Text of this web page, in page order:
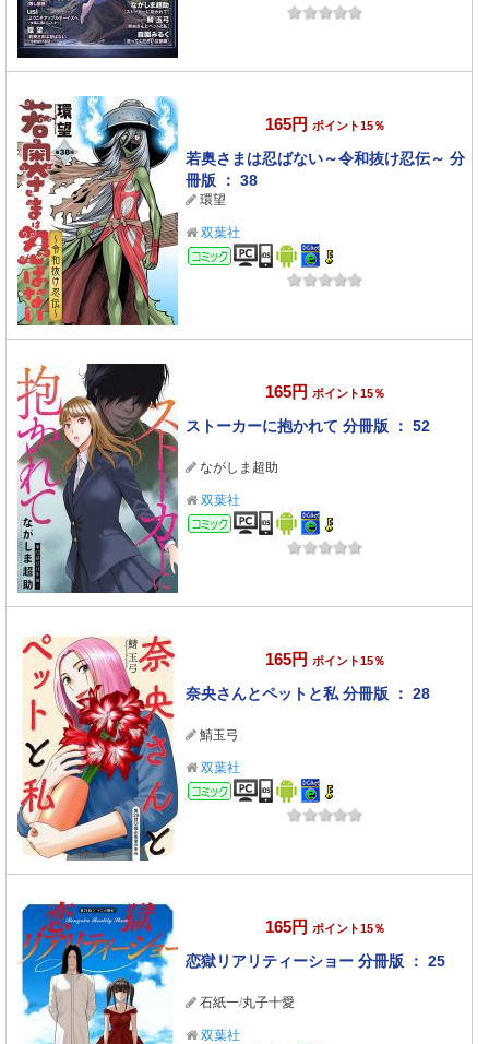
165円 ポイント15％
若奥さまは忍ばない～令和抜け忍伝～ 分
冊版 ： 38
環望
双葉社
コミック
165円 ポイント15％
ストーカーに抱かれて 分冊版 ： 52
ながしま超助
双葉社
コミック
165円 ポイント15％
奈央さんとペットと私 分冊版 ： 28
鯖玉弓
双葉社
コミック
165円 ポイント15％
恋獄リアリティーショー 分冊版 ： 25
石紙一/丸子十愛
双葉社